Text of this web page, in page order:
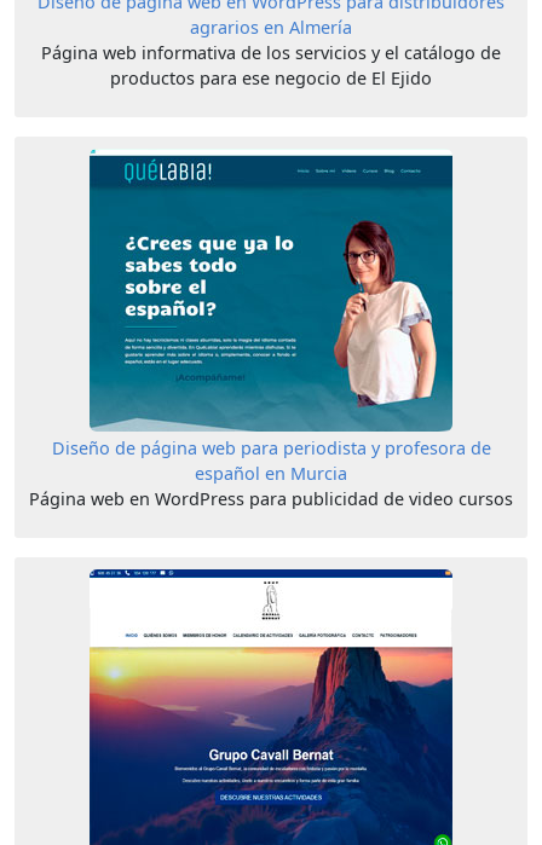
agrarios en Almería
Página web informativa de los servicios y el catálogo de
productos para ese negocio de El Ejido
Diseño de página web para periodista y profesora de
español en Murcia
Página web en WordPress para publicidad de video cursos